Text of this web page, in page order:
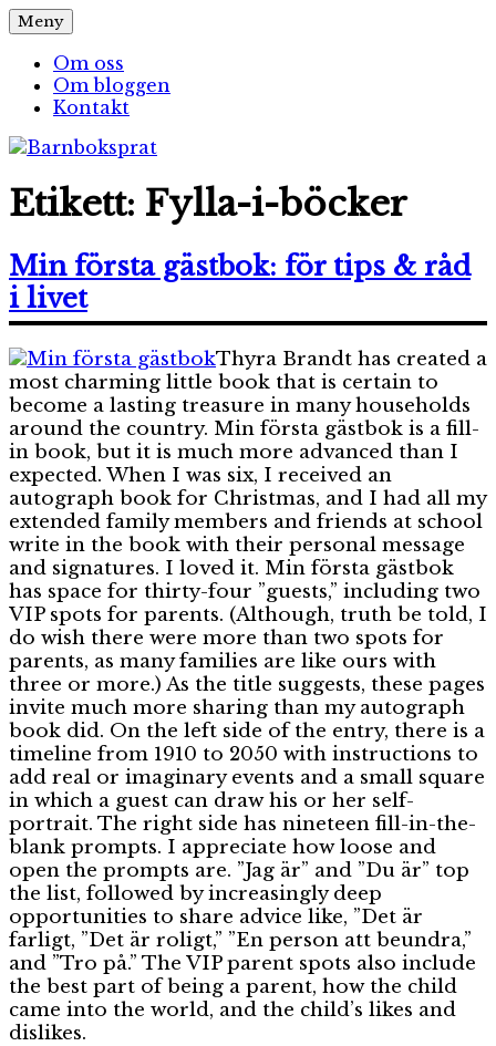
Hoppa
till
innehåll
Barnboksprat
– en blogg om barnböcker
Meny
Om oss
Om bloggen
Kontakt
Etikett: Fylla-i-böcker
Min första gästbok: för tips & råd
i livet
Thyra Brandt has created a
most charming little book that is certain to
become a lasting treasure in many households
around the country. Min första gästbok is a fill-
in book, but it is much more advanced than I
expected. When I was six, I received an
autograph book for Christmas, and I had all my
extended family members and friends at school
write in the book with their personal message
and signatures. I loved it. Min första gästbok
has space for thirty-four ”guests,” including two
VIP spots for parents. (Although, truth be told, I
do wish there were more than two spots for
parents, as many families are like ours with
three or more.) As the title suggests, these pages
invite much more sharing than my autograph
book did. On the left side of the entry, there is a
timeline from 1910 to 2050 with instructions to
add real or imaginary events and a small square
in which a guest can draw his or her self-
portrait. The right side has nineteen fill-in-the-
blank prompts. I appreciate how loose and
open the prompts are. ”Jag är” and ”Du är” top
the list, followed by increasingly deep
opportunities to share advice like, ”Det är
farligt, ”Det är roligt,” ”En person att beundra,”
and ”Tro på.” The VIP parent spots also include
the best part of being a parent, how the child
came into the world, and the child’s likes and
dislikes.